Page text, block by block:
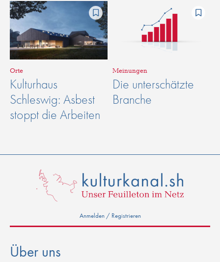
Orte
Kulturhaus
Schleswig: Asbest
stoppt die Arbeiten
Meinungen
Die unterschätzte
Branche
Anmelden / Registrieren
Über uns